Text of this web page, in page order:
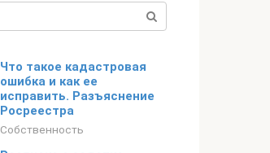
Что такое кадастровая
ошибка и как ее
исправить. Разъяснение
Росреестра
Собственность